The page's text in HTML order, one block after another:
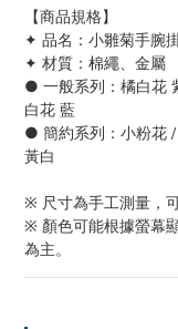
【商品規格】
✦ 品名：小雛菊手腕
✦ 材質：棉繩、金屬
● 一般系列：橘白花
白花 藍
● 簡約系列：小粉花
黃白
※ 尺寸為手工測量，
※ 顏色可能根據螢幕
為主。